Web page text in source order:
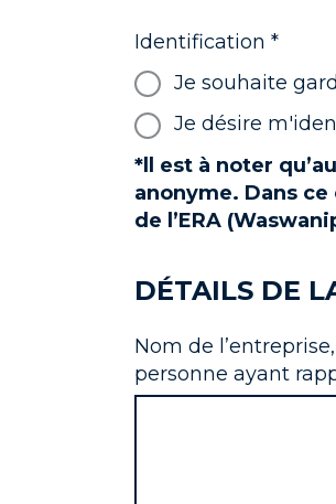
Identification *
Je souhaite
Je désire
*ll est à noter
anonyme. Dans
de l’ERA
DÉTAILS DE
Nom de
personne ayant